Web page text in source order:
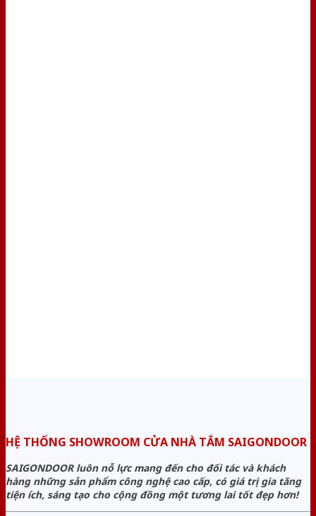
HỆ THỐNG SHOWROOM CỬA NHÀ TẮM SAIGONDOOR
SAIGONDOOR luôn nỗ lực mang đến cho đối tác và khách
hàng những sản phẩm công nghệ cao cấp, có giá trị gia tăng
tiện ích, sáng tạo cho cộng đồng một tương lai tốt đẹp hơn!